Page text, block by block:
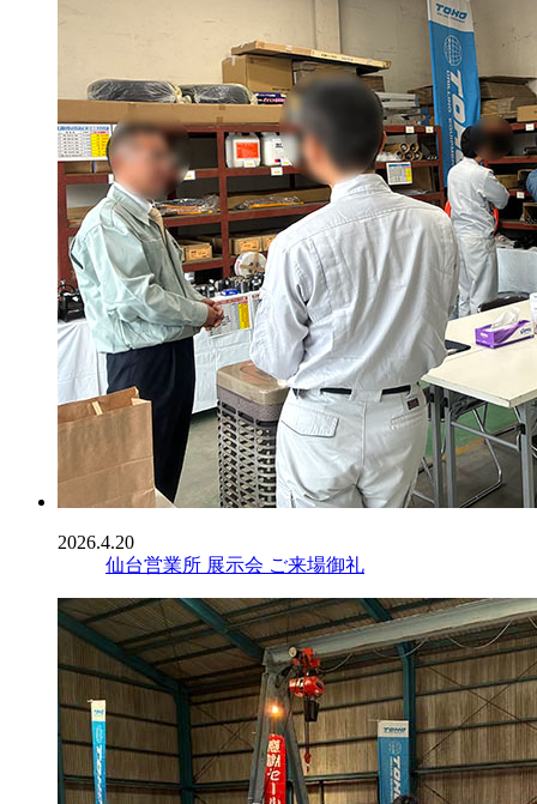
2026.4.20
仙台営業所 展示会 ご来場御礼